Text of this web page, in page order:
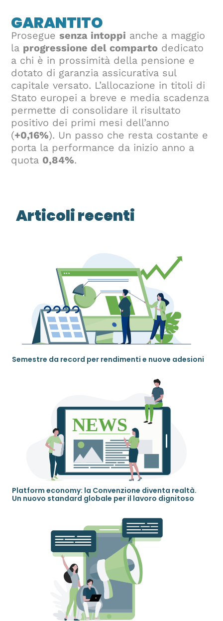
GARANTITO
Proseguesenza intoppi anche a maggio
la progressione del comparto dedicato
a chi è in prossimità della pensione e
dotato di garanzia assicurativa sul
capitale versato. L’allocazione in titoli di
Stato europei a breve e media scadenza
permette di consolidare il risultato
positivo dei primi mesi dell’anno
(+0,16%). Un passo che resta costante e
porta la performance da inizio anno a
quota 0,84%.
Articoli recenti
Semestre da record per rendimenti e nuove adesioni
Platform economy: la Convenzione diventa realtà.
Un nuovo standard globale per il lavoro dignitoso